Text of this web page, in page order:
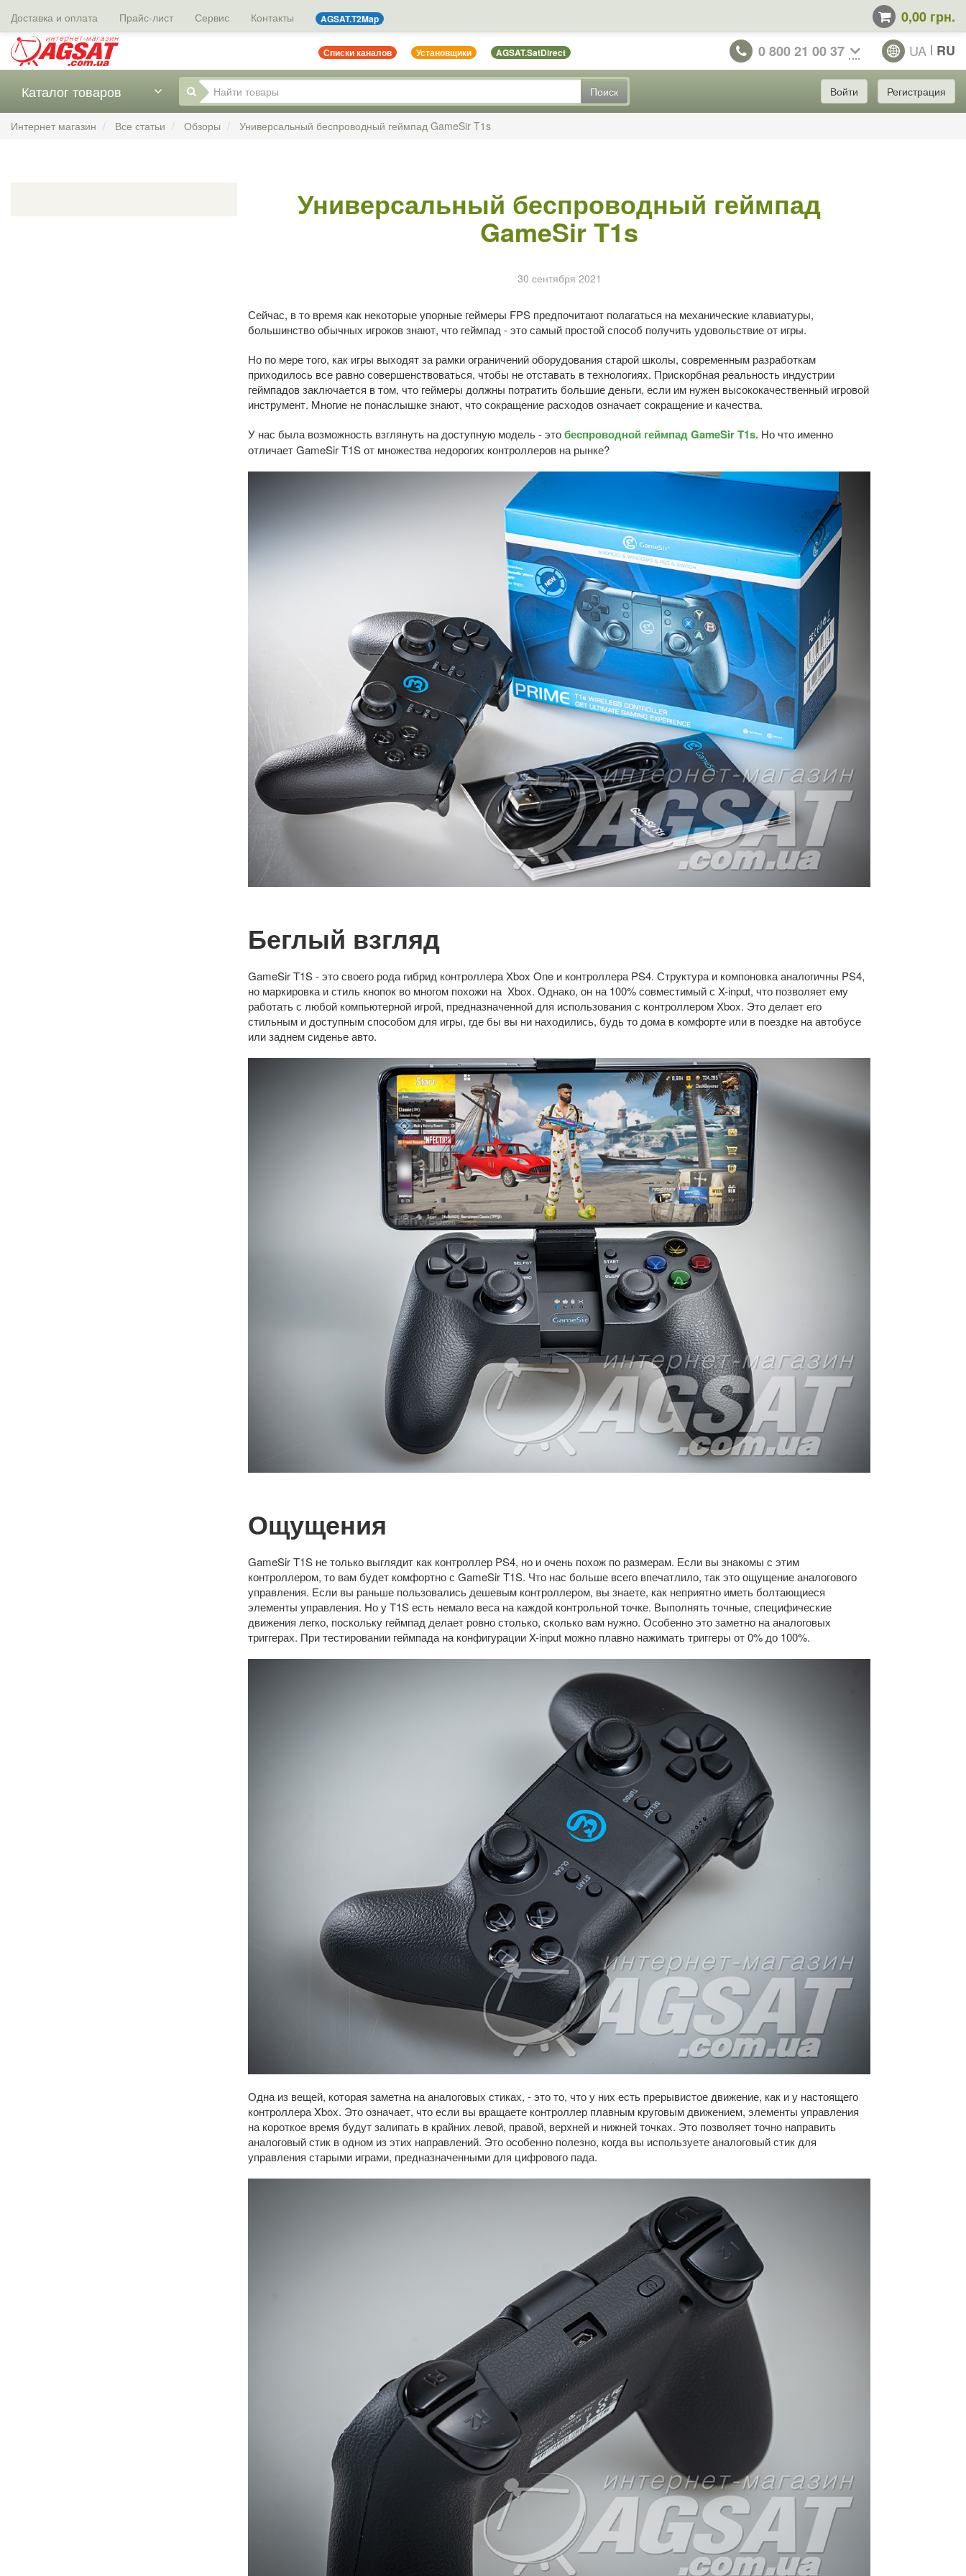
Доставка и оплата Прайс-лист Сервис Контакты AGSAT.T2Map 0,00 грн.
Списки каналов Установщики AGSAT.SatDirect 0 800 21 00 37 UA RU
Поиск
Каталог товаров Войти Регистрация
Интернет магазин Все статьи Обзоры Универсальный беспроводный геймпад GameSir T1s
Универсальный беспроводный геймпад
GameSir T1s
30 сентября 2021
Сейчас, в то время как некоторые упорные геймеры FPS предпочитают полагаться на механические клавиатуры,
большинство обычных игроков знают, что геймпад - это самый простой способ получить удовольствие от игры.
Но по мере того, как игры выходят за рамки ограничений оборудования старой школы, современным разработкам
приходилось все равно совершенствоваться, чтобы не отставать в технологиях. Прискорбная реальность индустрии
геймпадов заключается в том, что геймеры должны потратить большие деньги, если им нужен высококачественный игровой
инструмент. Многие не понаслышке знают, что сокращение расходов означает сокращение и качества.
У нас была возможность взглянуть на доступную модель - этобеспроводной геймпад GameSir T1s. Но что именно
отличает GameSir T1S от множества недорогих контроллеров на рынке?
Беглый взгляд
GameSir T1S - это своего рода гибрид контроллера Xbox One и контроллера PS4. Структура и компоновка аналогичны PS4,
но маркировка и стиль кнопок во многом похожи на Xbox. Однако, он на 100% совместимый с X-input, что позволяет ему
работать с любой компьютерной игрой, предназначенной для использования с контроллером Xbox. Это делает его
стильным и доступным способом для игры, где бы вы ни находились, будь то дома в комфорте или в поездке на автобусе
или заднем сиденье авто.
Ощущения
GameSir T1S не только выглядит как контроллер PS4, но и очень похож по размерам. Если вы знакомы с этим
контроллером, то вам будет комфортно с GameSir T1S. Что нас больше всего впечатлило, так это ощущение аналогового
управления. Если вы раньше пользовались дешевым контроллером, вы знаете, как неприятно иметь болтающиеся
элементы управления. Но у T1S есть немало веса на каждой контрольной точке. Выполнять точные, специфические
движения легко, поскольку геймпад делает ровно столько, сколько вам нужно. Особенно это заметно на аналоговых
триггерах. При тестировании геймпада на конфигурации X-input можно плавно нажимать триггеры от 0% до 100%.
Одна из вещей, которая заметна на аналоговых стиках, - это то, что у них есть прерывистое движение, как и у настоящего
контроллера Xbox. Это означает, что если вы вращаете контроллер плавным круговым движением, элементы управления
на короткое время будут залипать в крайних левой, правой, верхней и нижней точках. Это позволяет точно направить
аналоговый стик в одном из этих направлений. Это особенно полезно, когда вы используете аналоговый стик для
управления старыми играми, предназначенными для цифрового пада.